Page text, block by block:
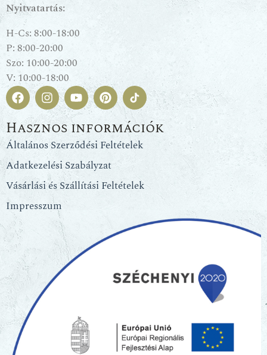
Nyitvatartás:
H-Cs: 8:00-18:00
P: 8:00-20:00
Szo: 10:00-20:00
V: 10:00-18:00
Hasznos információk
Általános Szerződési Feltételek
Adatkezelési Szabályzat
Vásárlási és Szállítási Feltételek
Impresszum